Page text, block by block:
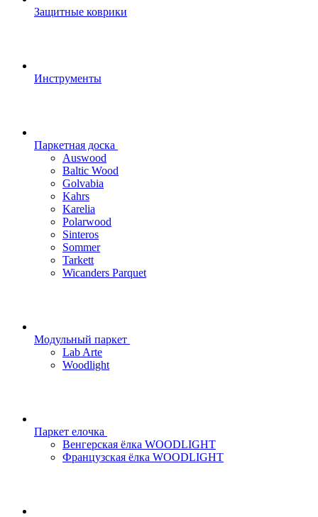
Защитные коврики
Инструменты
Паркетная доска
Auswood
Baltic Wood
Golvabia
Kahrs
Karelia
Polarwood
Sinteros
Sommer
Tarkett
Wicanders Parquet
Модульный паркет
Lab Arte
Woodlight
Паркет елочка
Венгерская ёлка WOODLIGHT
Французская ёлка WOODLIGHT